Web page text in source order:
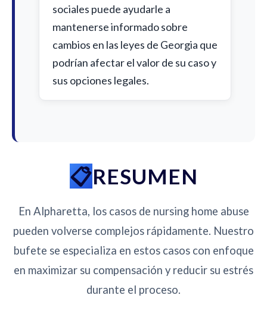
sociales puede ayudarle a
mantenerse informado sobre
cambios en las leyes de Georgia que
podrían afectar el valor de su caso y
sus opciones legales.
RESUMEN
En Alpharetta, los casos de nursing home abuse
pueden volverse complejos rápidamente. Nuestro
bufete se especializa en estos casos con enfoque
en maximizar su compensación y reducir su estrés
durante el proceso.